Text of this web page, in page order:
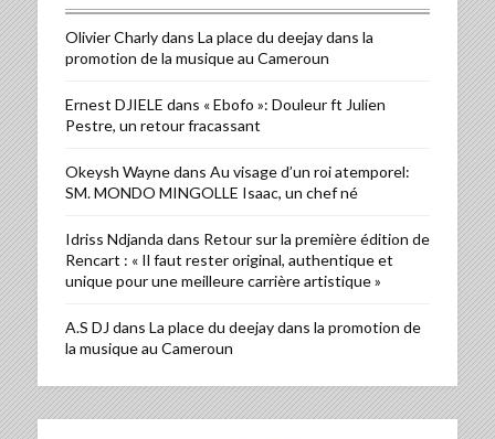
Olivier Charlydans La place du deejay dans la
promotion de la musique au Cameroun
Ernest DJIELE dans « Ebofo »: Douleur ft Julien
Pestre, un retour fracassant
Okeysh Waynedans Au visage d’un roi atemporel:
SM. MONDO MINGOLLE Isaac, un chef né
Idriss Ndjanda dans Retour sur la première édition de
Rencart : « Il faut rester original, authentique et
unique pour une meilleure carrière artistique »
A.S DJ dans La place du deejay dans la promotion de
la musique au Cameroun